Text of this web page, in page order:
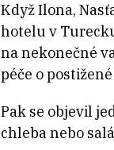
Když Ilona,
hotelu v
na nekonečné
péče o
Pak se objevil
chleba nebo